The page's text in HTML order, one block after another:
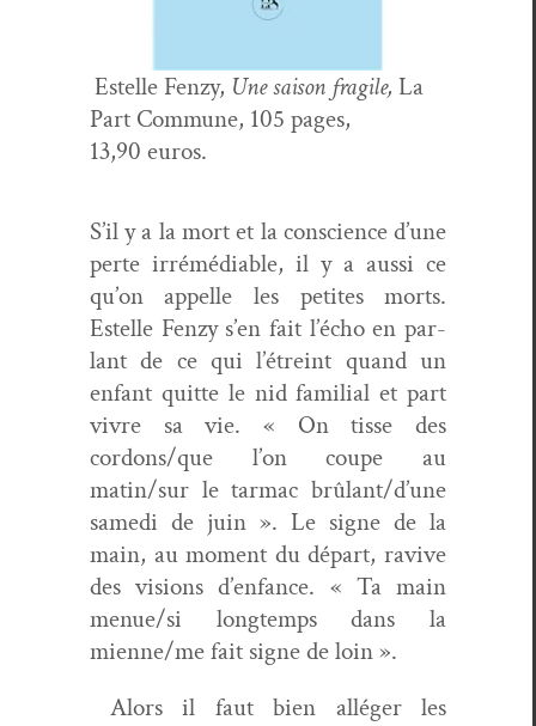
Estelle Fen­zy, Une sai­son frag­ile, La
Part Com­mune, 105 pages,
13,90 euros.
S’il y a la mort et la con­science d’une
perte irrémé­di­a­ble, il y a aus­si ce
qu’on appelle les petites morts.
Estelle Fen­zy s’en fait l’écho en par­
lant de ce qui l’étreint quand un
enfant quitte le nid famil­ial et part
vivre sa vie. « On tisse des
cordons/que l’on coupe au
matin/sur le tar­mac brûlant/d’une
same­di de juin ». Le signe de la
main, au moment du départ, ravive
des visions d’enfance. « Ta main
menue/si longtemps dans la
mienne/me fait signe de loin ».
Alors il faut bien alléger les